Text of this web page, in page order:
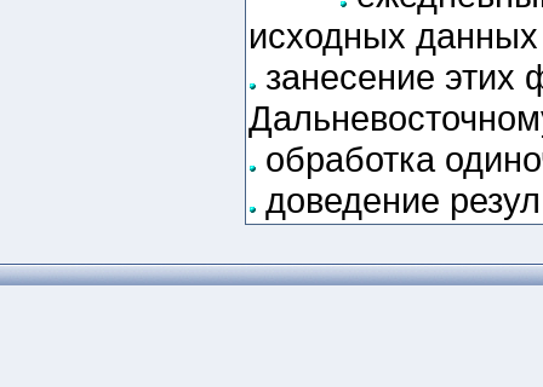
исходных
занесение этих
обработка
доведение